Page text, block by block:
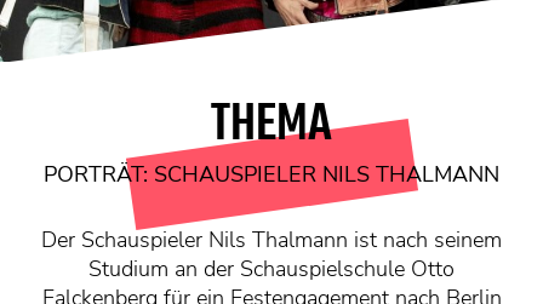
Aktuelles Heft
Alle Hefte
KONTAKT
Mediadaten
Über uns
THEMA
PORTRÄT: SCHAUSPIELER NILS THALMANN
Der Schauspieler Nils Thalmann ist nach seinem
Studium an der Schauspielschule Otto
Falckenberg für ein Festengagement nach Berlin